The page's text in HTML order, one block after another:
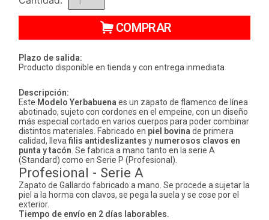
COMPRAR
Plazo de salida:
Producto disponible en tienda y con entrega inmediata
Descripción:
Este Modelo Yerbabuena es un zapato de flamenco de línea
abotinado, sujeto con cordones en el empeine, con un diseño
más especial cortado en varios cuerpos para poder combinar
distintos materiales. Fabricado en piel bovina de primera
calidad, lleva filis antideslizantes y numerosos clavos en
punta y tacón . Se fabrica a mano tanto en la serie A
(Standard) como en Serie P (Profesional).
Profesional - Serie A
Zapato de Gallardo fabricado a mano. Se procede a sujetar la
piel a la horma con clavos, se pega la suela y se cose por el
exterior.
Tiempo de envío en 2 días laborables.